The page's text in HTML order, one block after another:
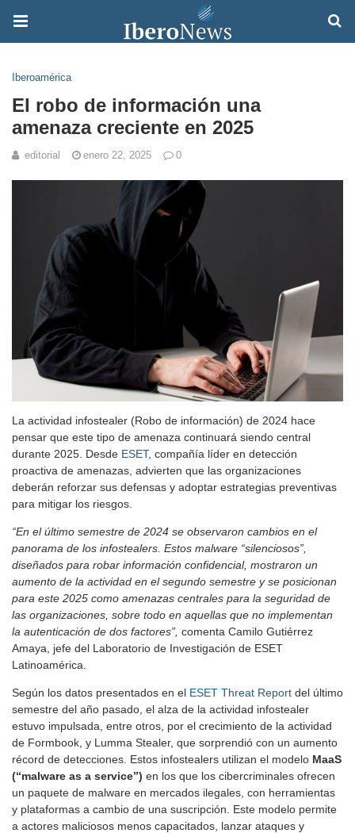
Iberoamérica
El robo de información una
amenaza creciente en 2025
editorial enero 22, 2025 0
La actividad infostealer (Robo de información) de 2024 hace
pensar que este tipo de amenaza continuará siendo central
durante 2025. Desde ESET, compañía líder en detección
proactiva de amenazas, advierten que las organizaciones
deberán reforzar sus defensas y adoptar estrategias preventivas
para mitigar los riesgos.
“En el último semestre de 2024 se observaron cambios en el
panorama de los infostealers. Estos malware “silenciosos”,
diseñados para robar información confidencial, mostraron un
aumento de la actividad en el segundo semestre y se posicionan
para este 2025 como amenazas centrales para la seguridad de
las organizaciones, sobre todo en aquellas que no implementan
la autenticación de dos factores”, comenta Camilo Gutiérrez
Amaya, jefe del Laboratorio de Investigación de ESET
Latinoamérica.
Según los datos presentados en el ESET Threat Report del último
semestre del año pasado, el alza de la actividad infostealer
estuvo impulsada, entre otros, por el crecimiento de la actividad
de Formbook, y Lumma Stealer, que sorprendió con un aumento
récord de detecciones. Estos infostealers utilizan el modelo MaaS
(“malware as a service”) en los que los cibercriminales ofrecen
un paquete de malware en mercados ilegales, con herramientas
y plataformas a cambio de una suscripción. Este modelo permite
a actores maliciosos menos capacitados, lanzar ataques y